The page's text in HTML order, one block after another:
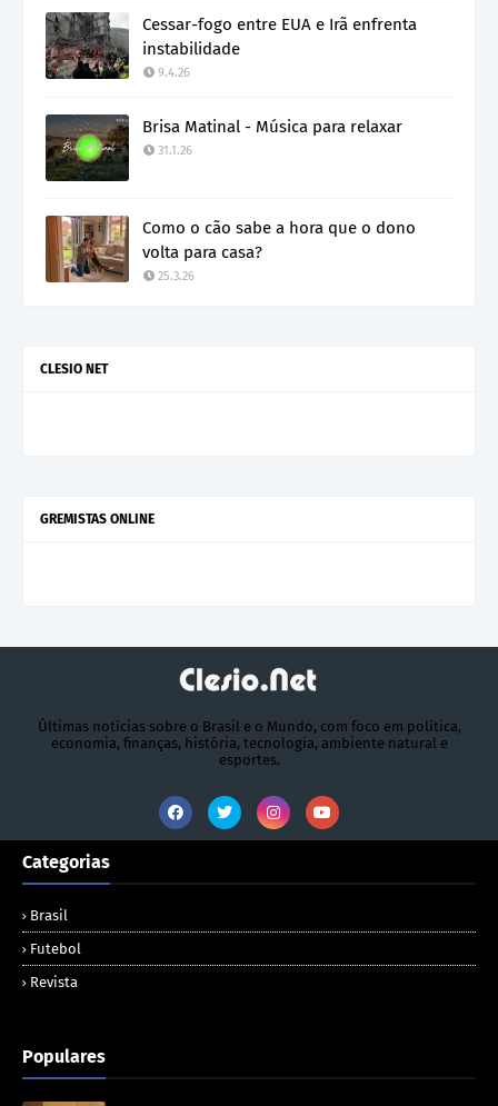
Cessar-fogo entre EUA e Irã enfrenta
instabilidade
9.4.26
Brisa Matinal - Música para relaxar
31.1.26
Como o cão sabe a hora que o dono
volta para casa?
25.3.26
CLESIO NET
GREMISTAS ONLINE
Últimas notícias sobre o Brasil e o Mundo, com foco em política,
economia, finanças, história, tecnologia, ambiente natural e
esportes.
Categorias
Brasil
Futebol
Revista
Populares